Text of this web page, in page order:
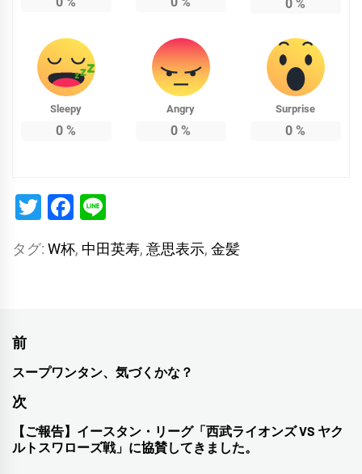
0 %
Sleepy
0 %
Angry
0 %
Surprise
0 %
TwitterFacebook
タグ: W杯, 中田英寿, 意思表示, 金髪
投
稿
ナ
ビ
ゲ
前
前
の
投
稿:
スープワンタン、気づくかな？
次
次
の
【ご報告】イースタン・リーグ「西武ライオンズ VS ヤク
ルトスワローズ戦」に協賛してきました。